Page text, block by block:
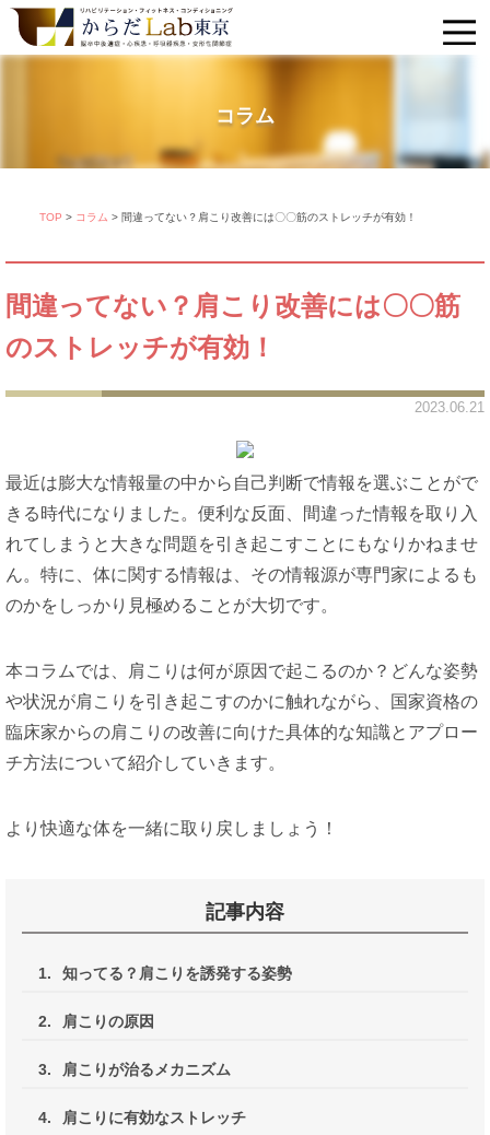
コラム
TOP > コラム > 間違ってない？肩こり改善には〇〇筋のストレッチが有効！
間違ってない？肩こり改善には〇〇筋
のストレッチが有効！
2023.06.21
最近は膨大な情報量の中から自己判断で情報を選ぶことがで
きる時代になりました。便利な反面、間違った情報を取り入
れてしまうと大きな問題を引き起こすことにもなりかねませ
ん。特に、体に関する情報は、その情報源が専門家によるも
のかをしっかり見極めることが大切です。
本コラムでは、肩こりは何が原因で起こるのか？どんな姿勢
や状況が肩こりを引き起こすのかに触れながら、国家資格の
臨床家からの肩こりの改善に向けた具体的な知識とアプロー
チ方法について紹介していきます。
より快適な体を一緒に取り戻しましょう！
記事内容
1. 知ってる？肩こりを誘発する姿勢
2. 肩こりの原因
3. 肩こりが治るメカニズム
4. 肩こりに有効なストレッチ